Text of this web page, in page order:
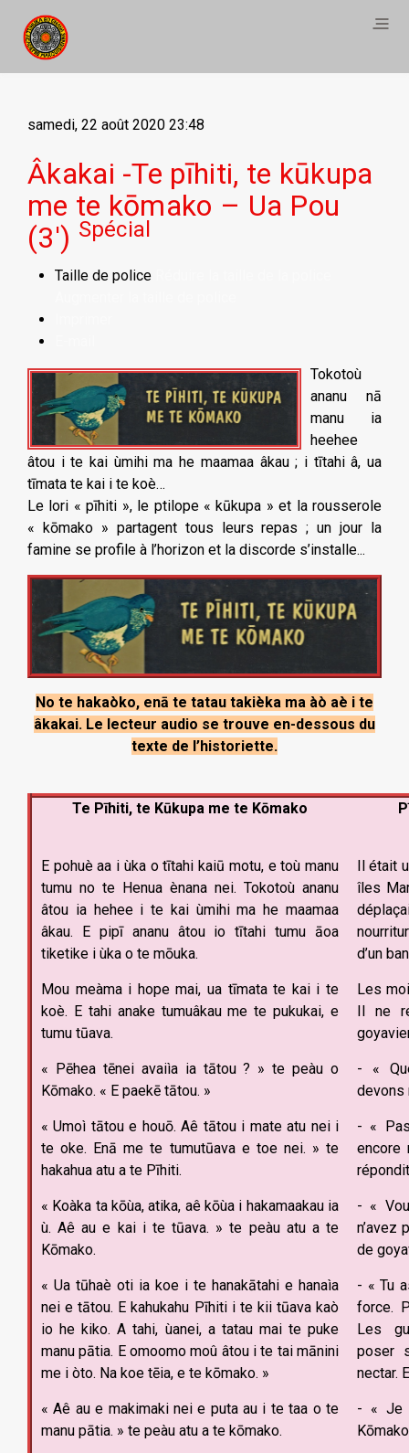
samedi, 22 août 2020 23:48
Âkakai -Te pīhiti, te kūkupa
me te kōmako – Ua Pou
(3') Spécial
Taille de police
Tokotoù
ananu nā
manu ia
heehee
âtou i te kai ùmihi ma he maamaa âkau ; i tītahi â, ua
tīmata te kai i te koè…
Le lori « pīhiti », le ptilope « kūkupa » et la rousserole
« kōmako » partagent tous leurs repas ; un jour la
famine se profile à l’horizon et la discorde s’installe...
No te hakaòko, enā te tatau takièka ma àò aè i te
âkakai. Le lecteur audio se trouve en-dessous du
texte de l’historiette.
Te Pīhiti, te Kūkupa me te Kōmako
E pohuè aa i ùka o tītahi kaiū motu, e toù manu
tumu no te Henua ènana nei. Tokotoù ananu
âtou ia hehee i te kai ùmihi ma he maamaa
âkau. E pipī ananu âtou io tītahi tumu āoa
tiketike i ùka o te mōuka.
Mou meàma i hope mai, ua tīmata te kai i te
koè. E tahi anake tumuâkau me te pukukai, e
tumu tūava.
« Pēhea tēnei avaiìa ia tātou ? » te peàu o
Kōmako. « E paekē tātou. »
« Umoì tātou e houō. Aê tātou i mate atu nei i
te oke. Enā me te tumutūava e toe nei. » te
hakahua atu a te Pīhiti.
« Koàka ta kōùa, atika, aê kōùa i hakamaakau ia
ù. Aê au e kai i te tūava. » te peàu atu a te
Kōmako.
« Ua tūhaè oti ia koe i te hanakātahi e hanaìa
nei e tātou. E kahukahu Pīhiti i te kii tūava kaò
io he kiko. A tahi, ùanei, a tatau mai te puke
manu pātia. E omoomo moû âtou i te tai mānini
me i òto. Na koe tēia, e te kōmako. »
« Aê au e makimaki nei e puta au i te taa o te
manu pātia. » te peàu atu a te kōmako.
Il était
îles
d’un
Les
Il ne
- «
devons
- «
encore
- «
n’avez
de
- « Tu
force.
Les
poser
nectar.
- « Je